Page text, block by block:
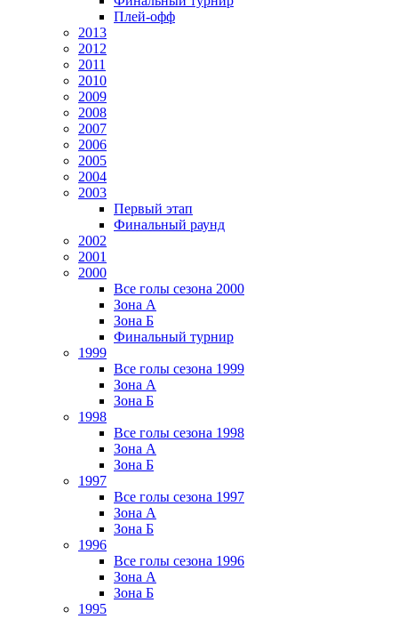
Плей-офф
2013
2012
2011
2010
2009
2008
2007
2006
2005
2004
2003
Первый этап
Финальный раунд
2002
2001
2000
Все голы сезона 2000
Зона А
Зона Б
Финальный турнир
1999
Все голы сезона 1999
Зона А
Зона Б
1998
Все голы сезона 1998
Зона А
Зона Б
1997
Все голы сезона 1997
Зона А
Зона Б
1996
Все голы сезона 1996
Зона А
Зона Б
1995